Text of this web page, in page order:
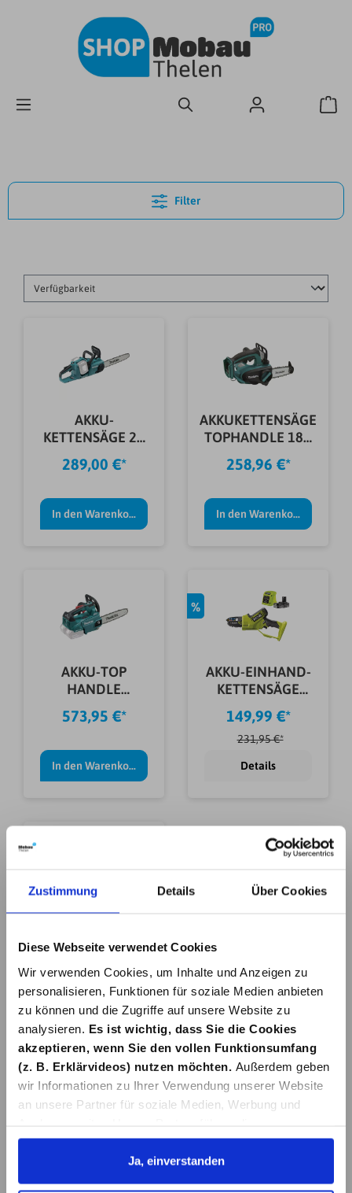
Zustimmung Details Über Cookies
Diese Webseite verwendet Cookies
Wir verwenden Cookies, um Inhalte und Anzeigen zu
personalisieren, Funktionen für soziale Medien anbieten
zu können und die Zugriffe auf unsere Website zu
analysieren. Es ist wichtig, dass Sie die Cookies
akzeptieren, wenn Sie den vollen Funktionsumfang
(z. B. Erklärvideos) nutzen möchten.
Außerdem geben
wir Informationen zu Ihrer Verwendung unserer Website
an unsere Partner für soziale Medien, Werbung und
Informationen möglicherweise mit weiteren Daten
zusammen, die Sie ihnen bereitgestellt haben oder die
sie im Rahmen Ihrer Nutzung der Dienste gesammelt
Ja, einverstanden
Filter
AKKU-
KETTENSÄGE 2X
18V DUC353Z
289,00 €*
In den Warenkorb
AKKUKETTENSÄGE
TOPHANDLE 18V
DUC122Z
258,96 €*
In den Warenkorb
AKKU-TOP
HANDLE
KETTENSÄGE
2X18V DUC256Z
573,95 €*
In den Warenkorb
%
AKKU-EINHAND-
KETTENSÄGE
RY18PSX10A-120
149,99 €*
231,95 €*
Details
KETTENSÄGE 18 V
210,84 €*
Details